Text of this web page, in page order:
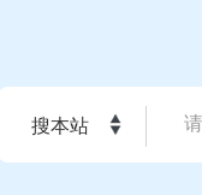
搜本站